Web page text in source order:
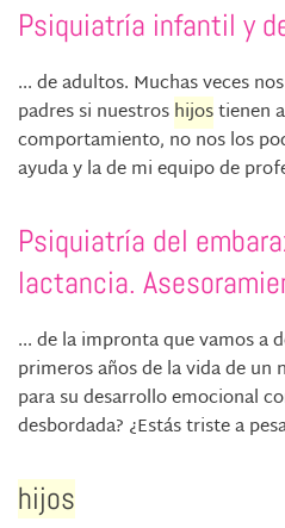
Psiquiatría infantil y
... de adultos. Muchas veces
padres si nuestroshijostienen
comportamiento, no nos los
ayuda y la de mi equipo de
Psiquiatría del
lactancia.
... de la impronta que vamos a
primeros años de la vida de un
para su desarrollo emocional
desbordada? ¿Estás triste a
hijos